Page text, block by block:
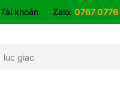
Tài khoản Zalo: 0767